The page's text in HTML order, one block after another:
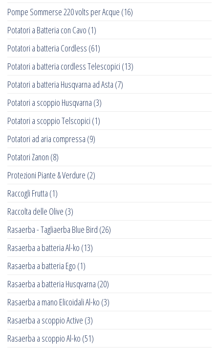
Pompe Sommerse 220 volts per Acque (16)
Potatori a Batteria con Cavo (1)
Potatori a batteria Cordless (61)
Potatori a batteria cordless Telescopici (13)
Potatori a batteria Husqvarna ad Asta (7)
Potatori a scoppio Husqvarna (3)
Potatori a scoppio Telscopici (1)
Potatori ad aria compressa (9)
Potatori Zanon (8)
Protezioni Piante & Verdure (2)
Raccogli Frutta (1)
Raccolta delle Olive (3)
Rasaerba - Tagliaerba Blue Bird (26)
Rasaerba a batteria Al-ko (13)
Rasaerba a batteria Ego (1)
Rasaerba a batteria Husqvarna (20)
Rasaerba a mano Elicoidali Al-ko (3)
Rasaerba a scoppio Active (3)
Rasaerba a scoppio Al-ko (51)